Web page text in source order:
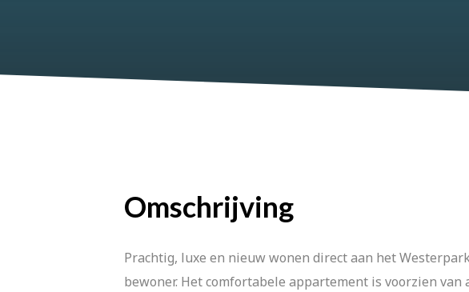
Omschrijving
Prachtig, luxe en nieuw wonen direct aan het
bewoner. Het comfortabele appartement is voorzien